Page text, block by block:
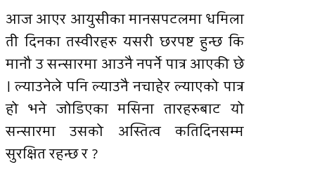
आज आएर आयुसीका मानसपटलमा धमिला
ती दिनका तस्वीरहरु यसरी छरपष्ट हुन्छ कि
मानौ उ सन्सारमा आउनै नपर्ने पात्र आएकी छे
। ल्याउनेले पनि ल्याउनै नचाहेर ल्याएको पात्र
हो भने जोडिएका मसिना तारहरुबाट यो
सन्सारमा उसको अस्तित्व कतिदिनसम्म
सुरक्षित रहन्छ र ?